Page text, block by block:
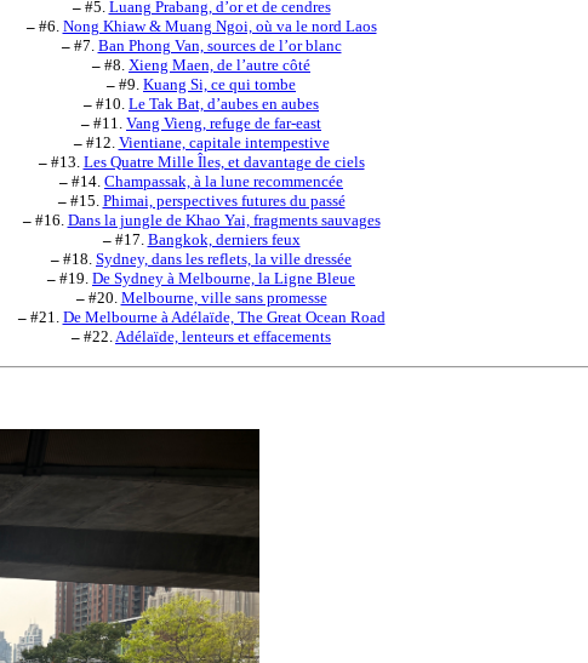
–#5. Luang Prabang, d’or et de cendres
–#6. Nong Khiaw & Muang Ngoi, où va le nord Laos
–#7. Ban Phong Van, sources de l’or blanc
– #8. Xieng Maen, de l’autre côté
– #9. Kuang Si, ce qui tombe
– #10. Le Tak Bat, d’aubes en aubes
– #11. Vang Vieng, refuge de far-east
–#12. Vientiane, capitale intempestive
–#13. Les Quatre Mille Îles, et davantage de ciels
– #14. Champassak, à la lune recommencée
–#15. Phimai, perspectives futures du passé
–#16. Dans la jungle de Khao Yai, fragments sauvages
–#17. Bangkok, derniers feux
– #18. Sydney, dans les reflets, la ville dressée
– #19. De Sydney à Melbourne, la Ligne Bleue
–#20. Melbourne, ville sans promesse
–#21. De Melbourne à Adélaïde, The Great Ocean Road
– #22. Adélaïde, lenteurs et effacements